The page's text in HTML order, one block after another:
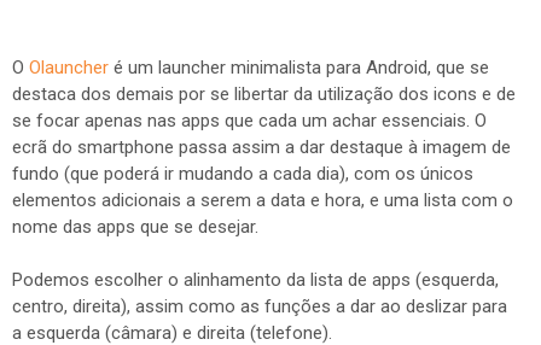
O Olauncher é um launcher minimalista para Android, que se
destaca dos demais por se libertar da utilização dos icons e de
se focar apenas nas apps que cada um achar essenciais. O
ecrã do smartphone passa assim a dar destaque à imagem de
fundo (que poderá ir mudando a cada dia), com os únicos
elementos adicionais a serem a data e hora, e uma lista com o
nome das apps que se desejar.
Podemos escolher o alinhamento da lista de apps (esquerda,
centro, direita), assim como as funções a dar ao deslizar para
a esquerda (câmara) e direita (telefone).